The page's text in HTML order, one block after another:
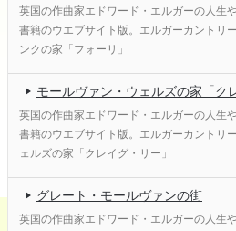
英国の作曲家エドワード・エルガーの人生
書籍のウエブサイト版。エルガーカントリ
ンクの家「フォーリ」
モールヴァン・ウェルズの家「ク
英国の作曲家エドワード・エルガーの人生
書籍のウエブサイト版。エルガーカントリ
ェルズの家「クレイグ・リー」
グレート・モールヴァンの街
英国の作曲家エドワード・エルガーの人生